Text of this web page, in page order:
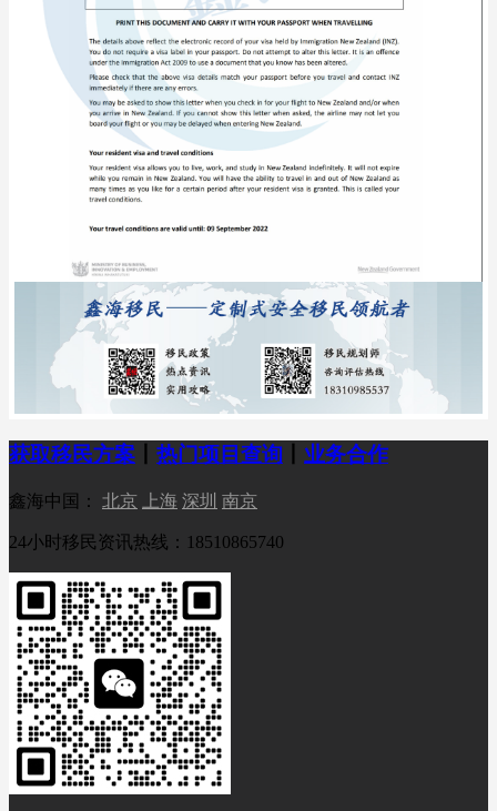
获取移民方案 热门项目查询 业务合作
鑫海中国： 北京 上海 深圳 南京
24小时移民资讯热线：18510865740